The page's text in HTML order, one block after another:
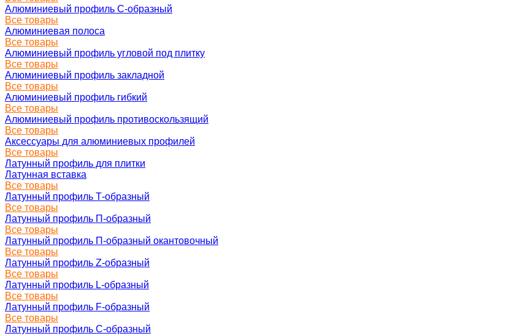
Алюминиевый профиль C-образный
Все товары
Алюминиевая полоса
Все товары
Алюминиевый профиль угловой под плитку
Все товары
Алюминиевый профиль закладной
Все товары
Алюминиевый профиль гибкий
Все товары
Алюминиевый профиль противоскользящий
Все товары
Аксессуары для алюминиевых профилей
Все товары
Латунный профиль для плитки
Латунная вставка
Все товары
Латунный профиль Т-образный
Все товары
Латунный профиль П-образный
Все товары
Латунный профиль П-образный окантовочный
Все товары
Латунный профиль Z-образный
Все товары
Латунный профиль L-образный
Все товары
Латунный профиль F-образный
Все товары
Латунный профиль C-образный